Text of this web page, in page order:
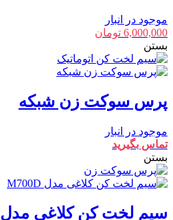
موجود در انبار
6,000,000 تومان
بستن
پرس سوکت زن شبکه
موجود در انبار
تماس بگیرید
بستن
سیم لخت کن کلاغی مدل M700D